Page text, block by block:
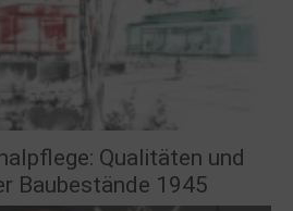
Qualitäten und
Baubestände 1945